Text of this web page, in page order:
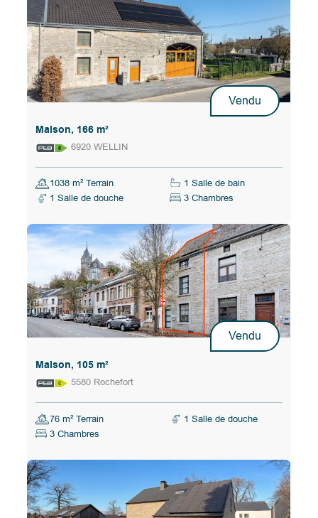
Vendu
Maison, 166 m²
6920 WELLIN
1038 m² Terrain
1 Salle de bain
1 Salle de douche
3 Chambres
Vendu
Maison, 105 m²
5580 Rochefort
76 m² Terrain
1 Salle de douche
3 Chambres